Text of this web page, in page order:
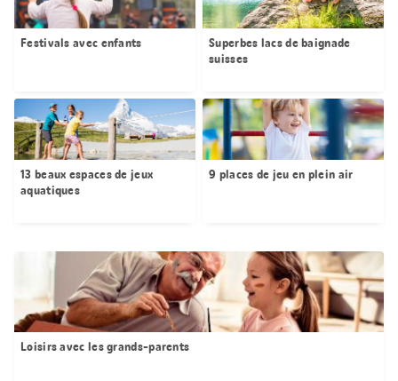
Festivals avec enfants
Superbes lacs de baignade
suisses
13 beaux espaces de jeux
aquatiques
9 places de jeu en plein air
Loisirs avec les grands-parents